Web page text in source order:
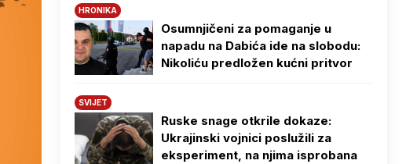
HRONIKA
Osumnjičeni za pomaganje u
napadu na Dabića ide na slobodu:
Nikoliću predložen kućni pritvor
SVIJET
Ruske snage otkrile dokaze:
Ukrajinski vojnici poslužili za
eksperiment, na njima isprobana